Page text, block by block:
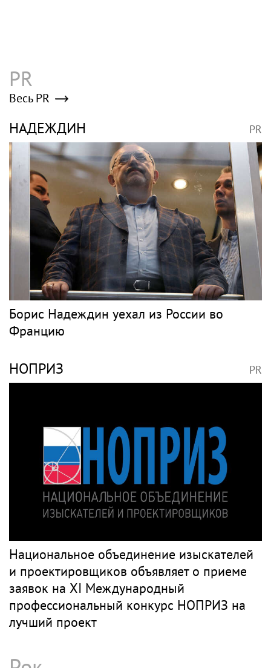
PR
Весь PR
НАДЕЖДИН PR
Борис Надеждин уехал из России во
Францию
НОПРИЗ PR
Национальное объединение изыскателей
и проектировщиков объявляет о приеме
заявок на XI Международный
профессиональный конкурс НОПРИЗ на
лучший проект